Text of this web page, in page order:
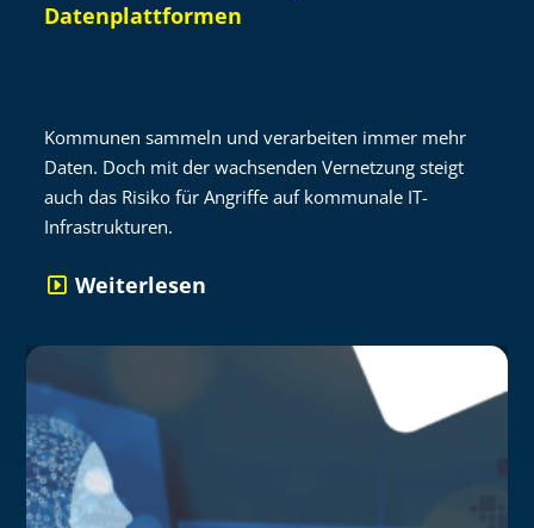
Datenplattformen
Kommunen sammeln und verarbeiten immer mehr
Daten. Doch mit der wachsenden Vernetzung steigt
auch das Risiko für Angriffe auf kommunale IT-
Infrastrukturen.
Weiterlesen